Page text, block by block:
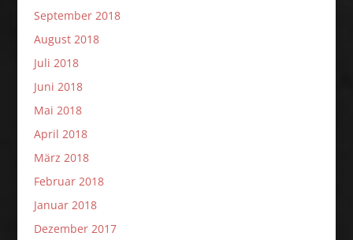
September 2018
August 2018
Juli 2018
Juni 2018
Mai 2018
April 2018
März 2018
Februar 2018
Januar 2018
Dezember 2017